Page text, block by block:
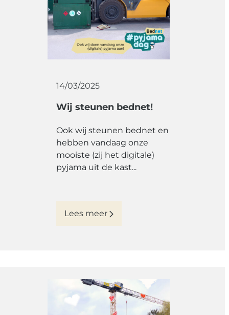
14/03/2025
Wij steunen bednet!
Ook wij steunen bednet en
hebben vandaag onze
mooiste (zij het digitale)
pyjama uit de kast...
Lees meer